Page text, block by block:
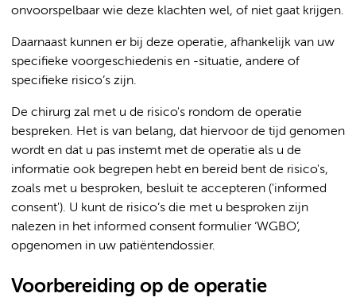
onvoorspelbaar wie deze klachten wel, of niet gaat krijgen.
Daarnaast kunnen er bij deze operatie, afhankelijk van uw
specifieke voorgeschiedenis en -situatie, andere of
specifieke risico’s zijn.
De chirurg zal met u de risico's rondom de operatie
bespreken. Het is van belang, dat hiervoor de tijd genomen
wordt en dat u pas instemt met de operatie als u de
informatie ook begrepen hebt en bereid bent de risico's,
zoals met u besproken, besluit te accepteren ('informed
consent'). U kunt de risico’s die met u besproken zijn
nalezen in het informed consent formulier ‘WGBO’,
opgenomen in uw patiëntendossier.
Voorbereiding op de operatie